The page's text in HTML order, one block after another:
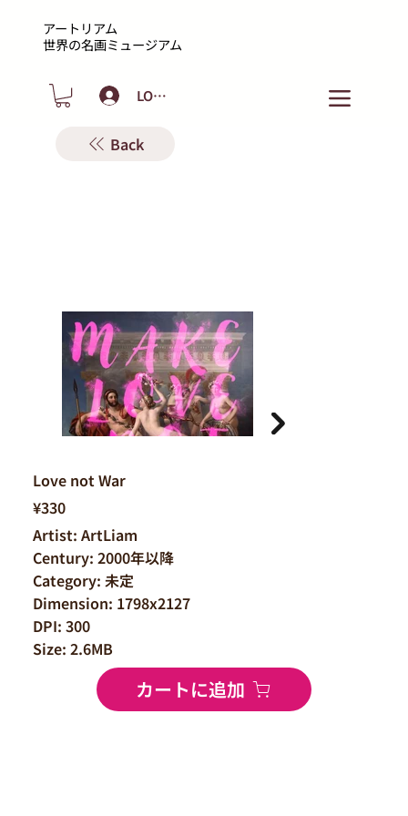
アートリアム
​世界の名画ミュージアム
LOGIN
Back
¥330
Artist: ArtLiam
Century: 2000年以降
Category: 未定
Dimension: 1798x2127
DPI: 300
Size: 2.6MB
カートに追加
Love not War